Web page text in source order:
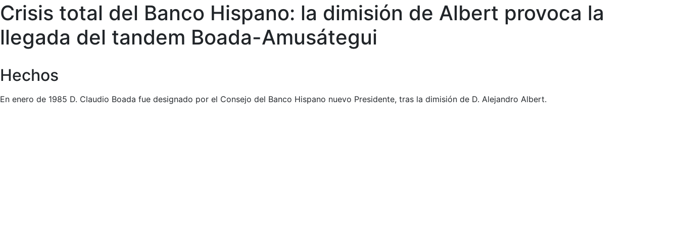
Crisis total del Banco Hispano: la dimisión de Albert provoca la
llegada del tandem Boada-Amusátegui
Hechos
En enero de 1985 D. Claudio Boada fue designado por el Consejo del Banco Hispano nuevo Presidente, tras la dimisión de D. Alejandro Albert.